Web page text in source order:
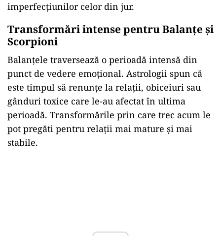
imperfecțiunilor celor din jur.
Transformări intense pentru Balanțe și
Scorpioni
Balanțele traversează o perioadă intensă din
punct de vedere emoțional. Astrologii spun că
este timpul să renunțe la relații, obiceiuri sau
gânduri toxice care le-au afectat în ultima
perioadă. Transformările prin care trec acum le
pot pregăti pentru relații mai mature și mai
stabile.